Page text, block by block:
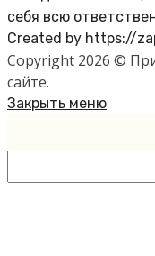
себя всю
Created by https://
Copyright 2026 ©
сайте.
Закрыть меню